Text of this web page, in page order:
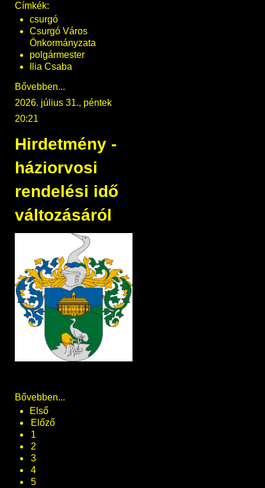
Címkék:
csurgó
Csurgó Város
Önkormányzata
polgármester
Ilia Csaba
Bővebben...
2026. július 31., péntek
20:21
Hirdetmény -
háziorvosi
rendelési idő
változásáról
Bővebben...
Első
Előző
1
2
3
4
5